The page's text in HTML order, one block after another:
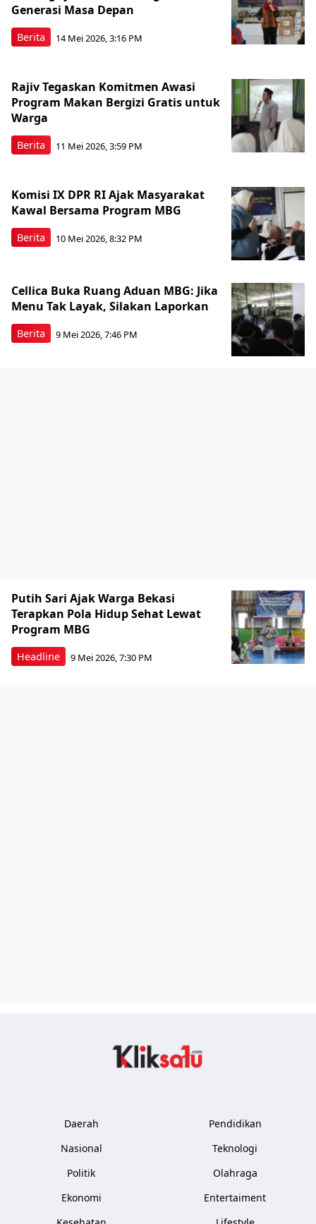
Berita
Generasi Masa Depan
14 Mei 2026, 3:16 PM
Berita
Rajiv Tegaskan Komitmen Awasi
Program Makan Bergizi Gratis untuk
Warga
11 Mei 2026, 3:59 PM
Berita
Komisi IX DPR RI Ajak Masyarakat
Kawal Bersama Program MBG
10 Mei 2026, 8:32 PM
Berita
Cellica Buka Ruang Aduan MBG: Jika
Menu Tak Layak, Silakan Laporkan
9 Mei 2026, 7:46 PM
Headline
Putih Sari Ajak Warga Bekasi
Terapkan Pola Hidup Sehat Lewat
Program MBG
9 Mei 2026, 7:30 PM
Daerah
Nasional
Politik
Ekonomi
Pendidikan
Teknologi
Olahraga
Entertaiment